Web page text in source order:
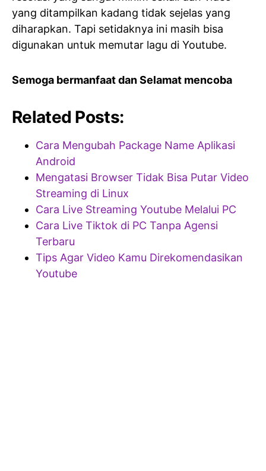
yang ditampilkan kadang tidak sejelas yang
diharapkan. Tapi setidaknya ini masih bisa
digunakan untuk memutar lagu di Youtube.
Semoga bermanfaat dan Selamat mencoba
Related Posts:
Cara Mengubah Package Name Aplikasi
Android
Mengatasi Browser Tidak Bisa Putar Video
Streaming di Linux
Cara Live Streaming Youtube Melalui PC
Cara Live Tiktok di PC Tanpa Agensi
Terbaru
Tips Agar Video Kamu Direkomendasikan
Youtube